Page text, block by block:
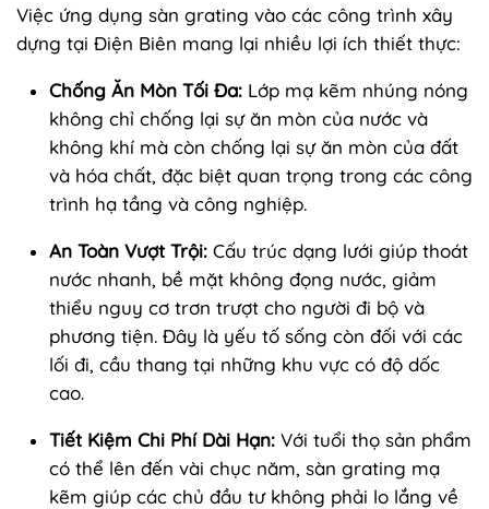
Việc ứng dụng sàn grating vào các công trình xây
dựng tại Điện Biên mang lại nhiều lợi ích thiết thực:
Chống Ăn Mòn Tối Đa: Lớp mạ kẽm nhúng nóng
không chỉ chống lại sự ăn mòn của nước và
không khí mà còn chống lại sự ăn mòn của đất
và hóa chất, đặc biệt quan trọng trong các công
trình hạ tầng và công nghiệp.
An Toàn Vượt Trội: Cấu trúc dạng lưới giúp thoát
nước nhanh, bề mặt không đọng nước, giảm
thiểu nguy cơ trơn trượt cho người đi bộ và
phương tiện. Đây là yếu tố sống còn đối với các
lối đi, cầu thang tại những khu vực có độ dốc
cao.
Tiết Kiệm Chi Phí Dài Hạn: Với tuổi thọ sản phẩm
có thể lên đến vài chục năm, sàn grating mạ
kẽm giúp các chủ đầu tư không phải lo lắng về